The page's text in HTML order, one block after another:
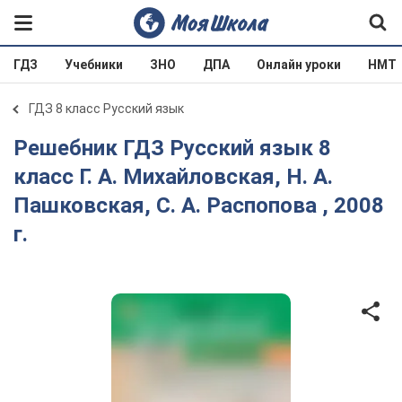
ГДЗ Учебники ЗНО ДПА Онлайн уроки НМТ
ГДЗ 8 класс Русский язык
Решебник ГДЗ Русский язык 8
класс Г. А. Михайловская, Н. А.
Пашковская, С. А. Распопова , 2008
г.